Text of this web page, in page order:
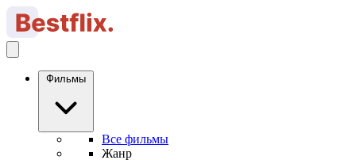
Фильмы
Все фильмы
Жанр